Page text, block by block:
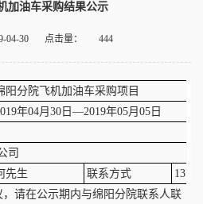
加油车采购结果公示
04-30 点击量： 444
阳分院飞机加油车采购项目
年04月30日—2019年05月05日
司
先生 联系方式
请在公示期内与绵阳分院联系人联